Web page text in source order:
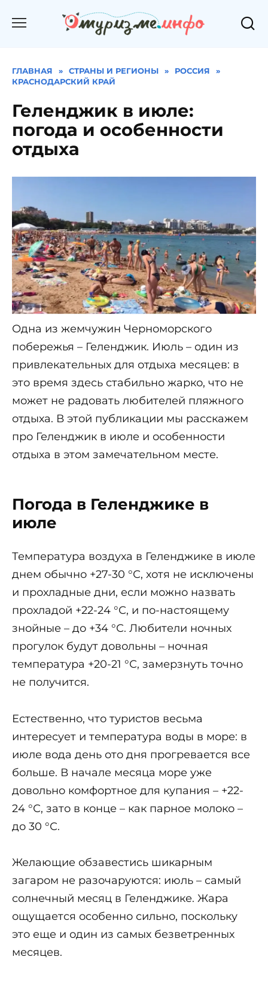
ГЛАВНАЯ » СТРАНЫ И РЕГИОНЫ » РОССИЯ
»
КРАСНОДАРСКИЙ КРАЙ
Геленджик в июле:
погода и особенности
отдыха
Одна из жемчужин Черноморского
побережья – Геленджик. Июль – один из
привлекательных для отдыха месяцев: в
это время здесь стабильно жарко, что не
может не радовать любителей пляжного
отдыха. В этой публикации мы расскажем
про Геленджик в июле и особенности
отдыха в этом замечательном месте.
Погода в Геленджике в
июле
Температура воздуха в Геленджике в июле
днем обычно +27-30 °С, хотя не исключены
и прохладные дни, если можно назвать
прохладой +22-24 °С, и по-настоящему
знойные – до +34 °С. Любители ночных
прогулок будут довольны – ночная
температура +20-21 °С, замерзнуть точно
не получится.
Естественно, что туристов весьма
интересует и температура воды в море: в
июле вода день ото дня прогревается все
больше. В начале месяца море уже
довольно комфортное для купания – +22-
24 °С, зато в конце – как парное молоко –
до 30 °С.
Желающие обзавестись шикарным
загаром не разочаруются: июль – самый
солнечный месяц в Геленджике. Жара
ощущается особенно сильно, поскольку
это еще и один из самых безветренных
месяцев.